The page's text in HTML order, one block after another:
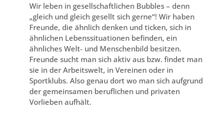
Wir leben in gesellschaftlichen Bubbles – denn
„gleich und gleich gesellt sich gerne“! Wir haben
Freunde, die ähnlich denken und ticken, sich in
ähnlichen Lebenssituationen befinden, ein
ähnliches Welt- und Menschenbild besitzen.
Freunde sucht man sich aktiv aus bzw. findet man
sie in der Arbeitswelt, in Vereinen oder in
Sportklubs. Also genau dort wo man sich aufgrund
der gemeinsamen beruflichen und privaten
Vorlieben aufhält.